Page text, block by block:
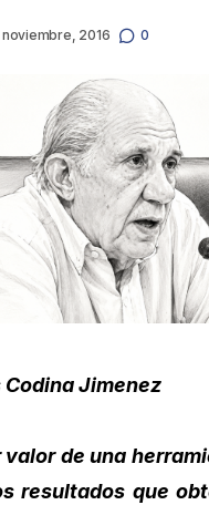
noviembre, 2016 0
Codina Jimenez
valor de una
resultados que